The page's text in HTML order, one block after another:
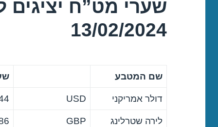
שערי מט”ח יציגים
13/02/2024
שם המטבע
דולר אמריקני USD
לירה שטרלינג GBP